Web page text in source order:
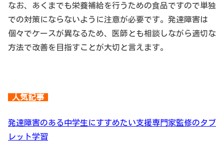
なお、あくまでも栄養補給を行うための食品ですので単独
での対策にならないように注意が必要です。発達障害は
個々でケースが異なるため、医師とも相談しながら適切な
方法で改善を目指すことが大切と言えます。
人気記事
発達障害のある中学生にすすめたい支援専門家監修のタブ
レット学習